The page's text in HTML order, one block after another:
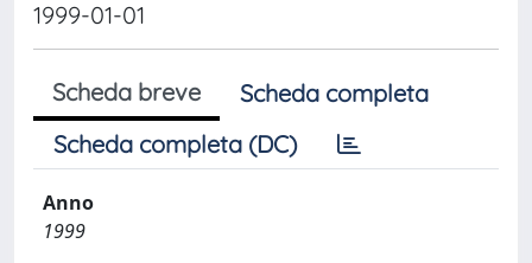
1999-01-01
Scheda breve
Scheda completa
Scheda completa (DC)
Anno
1999